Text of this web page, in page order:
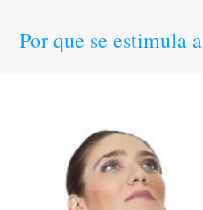
Por que se estimula